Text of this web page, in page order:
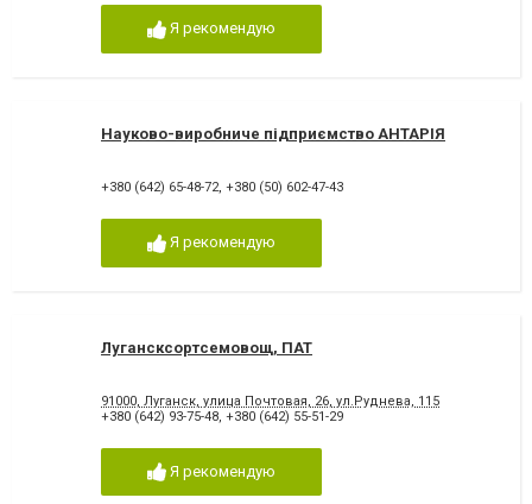
Я рекомендую
Науково-виробниче підприємство АНТАРІЯ
+380 (642) 65-48-72, +380 (50) 602-47-43
Я рекомендую
Лугансксортсемовощ, ПАТ
91000, Луганск, улица Почтовая, 26, ул.Руднева, 115
+380 (642) 93-75-48, +380 (642) 55-51-29
Я рекомендую